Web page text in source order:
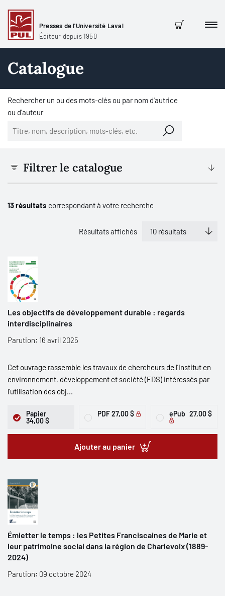
Presses de l'Université Laval
Éditeur depuis 1950
Panier
Catalogue
Rechercher un ou des mots-clés ou par nom d'autrice
ou d'auteur
Filtrer le catalogue
13 résultats correspondant à votre recherche
Résultats affichés
Les objectifs de développement durable : regards
interdisciplinaires
Parution: 16 avril 2025
Cet ouvrage rassemble les travaux de chercheurs de l’Institut en
environnement, développement et société (EDS) intéressés par
l’utilisation des obj...
Papier
34,00 $
PDF 27,00 $ ePub 27,00 $
Ajouter au panier
Émietter le temps : les Petites Franciscaines de Marie et
leur patrimoine social dans la région de Charlevoix (1889-
2024)
Parution: 09 octobre 2024